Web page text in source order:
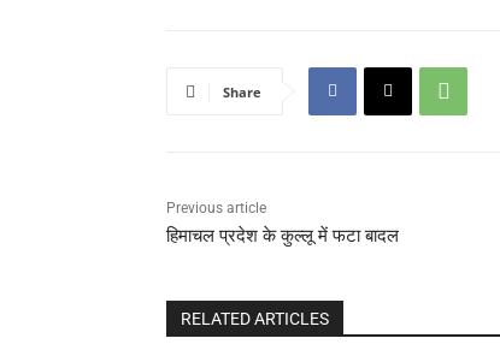
Share
Previous article
हिमाचल प्रदेश के कुल्लू में फटा बादल
RELATED ARTICLES